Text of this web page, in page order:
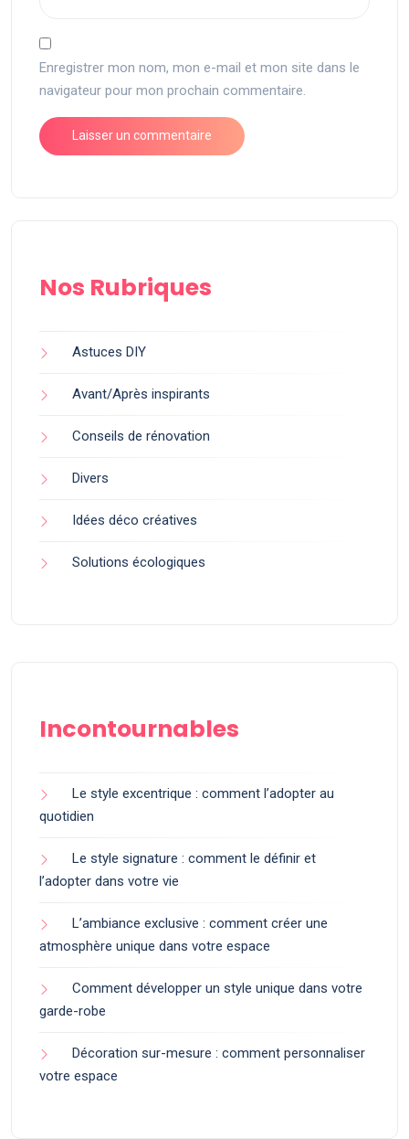
Enregistrer mon nom, mon e-mail et mon site dans le
navigateur pour mon prochain commentaire.
Nos Rubriques
Astuces DIY
Avant/Après inspirants
Conseils de rénovation
Divers
Idées déco créatives
Solutions écologiques
Incontournables
Le style excentrique : comment l’adopter au
quotidien
Le style signature : comment le définir et
l’adopter dans votre vie
L’ambiance exclusive : comment créer une
atmosphère unique dans votre espace
Comment développer un style unique dans votre
garde-robe
Décoration sur-mesure : comment personnaliser
votre espace